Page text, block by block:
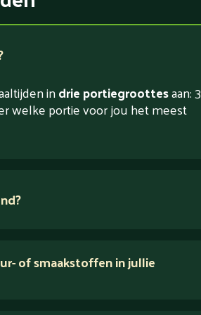
indrie portiegroottesaan:
welke portie voor jou het meest
of smaakstoffen in jullie